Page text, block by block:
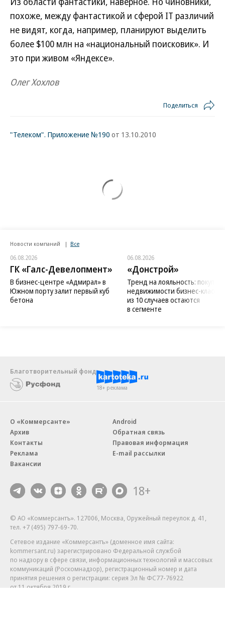
похоже, между фантастикой и сферой IT различий
не видят, когда, например, планируют выделить
более $100 млн на «национальный поисковик». И
это при живом «Яндексе».
Олег Хохлов
Поделиться
"Телеком". Приложение №190 от 13.10.2010
Новости компаний Все
06.08.2026
ГК «Галс-Девелопмент»
В бизнес-центре «Адмирал» в
Южном порту залит первый куб
бетона
06.08.2026
«Донстрой»
Тренд на лояльность:
недвижимости бизнес-класса
из 10 случаев остаются
в сегменте
Благотворительный фонд
18+ реклама
О «Коммерсанте»
Архив
Контакты
Реклама
Вакансии
Android
Обратная связь
Правовая информация
E-mail рассылки
18+
© АО «Коммерсантъ». 127006, Москва, Оружейный переулок д. 41,
тел. +7 (495) 797-69-70.
Сетевое издание «Коммерсантъ» (доменное имя сайта:
kommersant.ru) зарегистрировано Федеральной службой
по надзору в сфере связи, информационных технологий и массовых
коммуникаций (Роскомнадзор), регистрационный номер и дата
принятия решения о регистрации: серия Эл № ФС77-76922
от 11 октября 2019 г.